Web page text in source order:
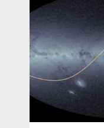
Source